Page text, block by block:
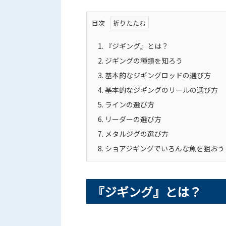
目次
1. 『ジギング』とは？
2. ジギングの種類を知ろう
3. 基本的なジギングロッドの選び方
4. 基本的なジギングのリールの選び方
5. ラインの選び方
6. リーダーの選び方
7. メタルジグの選び方
8. ショアジギングでいろんな魚を狙お
『ジギング』とは？